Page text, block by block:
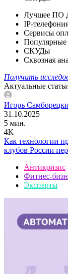
Лучшее ПО
IP-
Сервисы
Популярные
СКУДы
Сквозная
Получить
Актуальные
Игорь
31.10.2025
5 мин.
4K
Как технологии
клубов России
Антикризис
Фитнес-
Эксперты